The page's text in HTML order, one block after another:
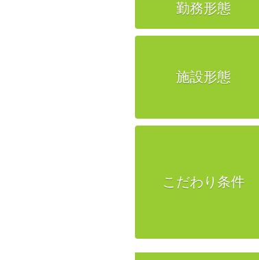
勤務形態
施設形態
こだわり条件